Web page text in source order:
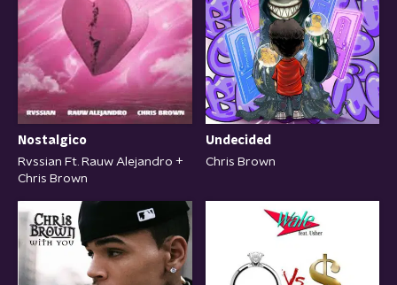
Nostalgico
Rvssian Ft. Rauw Alejandro +
Chris Brown
Undecided
Chris Brown